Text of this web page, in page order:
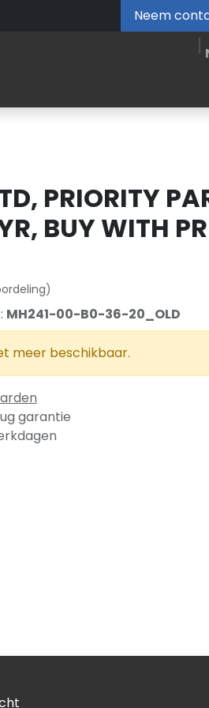
Neem
PRIORITY
BUY WITH
MH241-00-B0-36-20_OLD
meer beschikbaar.
garantie